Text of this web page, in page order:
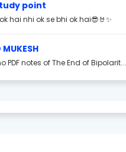
point
hai nhi ok se bhi ok hai😎🤘✨
PDF notes of The End of Bipolarit...